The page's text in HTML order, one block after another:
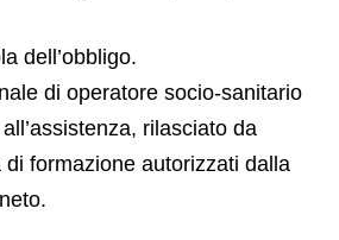
dell’obbligo.
di operatore socio-sanitario
rilasciato da
di formazione autorizzati dalla